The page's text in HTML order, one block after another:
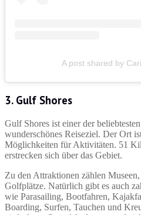
A post shared by
3. Gulf Shores
Gulf Shores ist einer der
wunderschönes Reiseziel. Der Ort
Möglichkeiten für Aktivitäten. 51
erstrecken sich über das Gebiet.
Zu den Attraktionen zählen
Golfplätze. Natürlich gibt es auch
wie Parasailing, Bootfahren,
Boarding, Surfen, Tauchen und